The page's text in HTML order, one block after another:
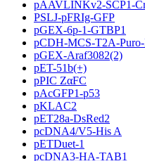
pAAVLINKv2-SCP1-
PSLJ-pFRIg-GFP
pGEX-6p-1-GTBP1
pCDH-MCS-T2A-
pGEX-Araf3082(2)
pET-51b(+)
pPIC ZαFC
pAcGFP1-p53
pKLAC2
pET28a-DsRed2
pcDNA4/V5-His A
pETDuet-1
pcDNA3-HA-TAB1